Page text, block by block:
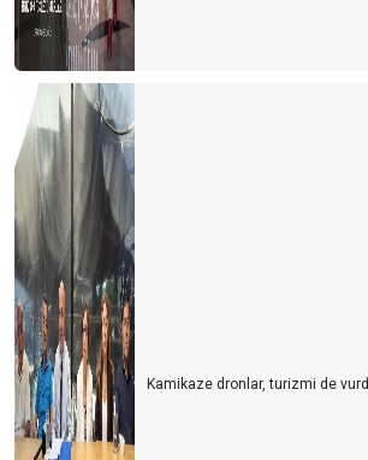
Bulgaristan'da turist olmak
Personel bulmak turist bulmaktan daha zor
Yer gök turist doldu, ardından umarım vaka
Antalya'nın sahilleri dolu ama turistle değil
Turizmcinin oksijeni tükenmek üzere
Turizmde umutlar temmuz ayına kaldı
Turisti mi çalışanlardan, çalışanları mı
Usulca turistin yanına sokuldum
Dünya kenti Antalya böyle mi olmalıydı?
Ne devletler ne de işletmeler bilmiyor?
Kamikaze dronlar, turizmi de